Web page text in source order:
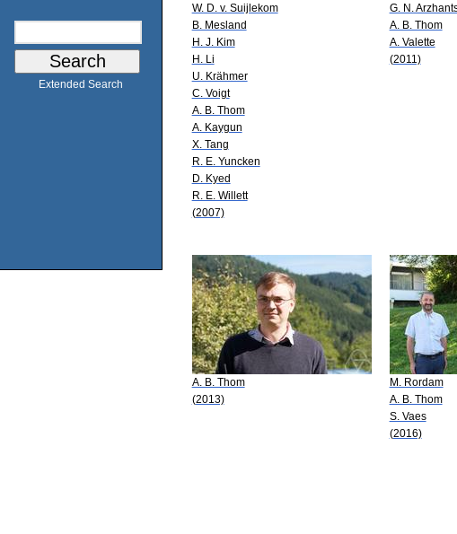
Extended Search
W. D. v. Suijlekom
B. Mesland
H. J. Kim
H. Li
U. Krähmer
C. Voigt
A. B. Thom
A. Kaygun
X. Tang
R. E. Yuncken
D. Kyed
R. E. Willett
(2007)
G. N.
A. B. Thom
A. Valette
(2011)
A. B. Thom
(2013)
M. Rordam
A. B. Thom
S. Vaes
(2016)